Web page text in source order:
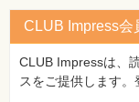
Lesson 62 リピータ
ょう
◆付録 Yahoo! プロ
◆用語集
CLUB Impress会
CLUB Impressは、
スをご提供します。